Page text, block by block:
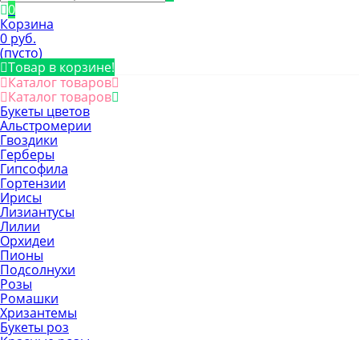
0
Корзина
0 руб.
(пусто)
Товар в корзине!
Каталог товаров
Каталог товаров
Букеты цветов
Альстромерии
Гвоздики
Герберы
Гипсофила
Гортензии
Ирисы
Лизиантусы
Лилии
Орхидеи
Пионы
Подсолнухи
Розы
Ромашки
Хризантемы
Букеты роз